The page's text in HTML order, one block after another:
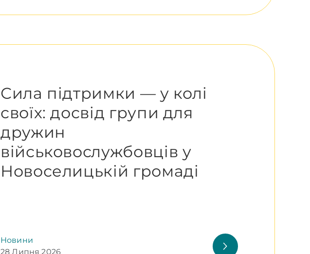
Сила підтримки — у колі
своїх: досвід групи для
дружин
військовослужбовців у
Новоселицькій громаді
Новини
28 Липня 2026